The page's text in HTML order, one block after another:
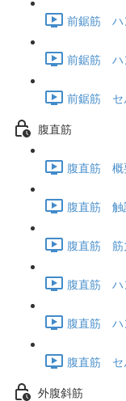
前鋸筋 ハ
前鋸筋 ハ
前鋸筋 セ
腹直筋
腹直筋 概
腹直筋 触
腹直筋 筋
腹直筋 ハ
腹直筋 ハ
腹直筋 セ
外腹斜筋